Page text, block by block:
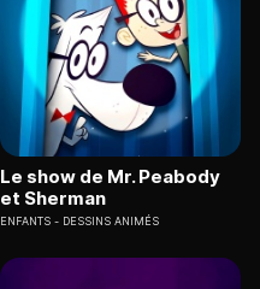
Le show de Mr. Peabody
et Sherman
ENFANTS DESSINS ANIMÉS